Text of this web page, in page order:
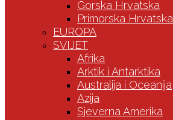
Gorska Hrvatska
Primorska Hrvatska
EUROPA
SVIJET
Afrika
Arktik i Antarktika
Australija i Oceanija
Azija
Sjeverna Amerika